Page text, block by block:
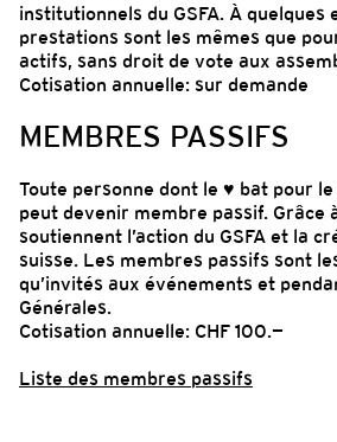
institutionnels du GSFA. À quelques
prestations sont les mêmes que
actifs, sans droit de vote aux
Cotisation annuelle: sur demande
MEMBRES PASSIFS
Toute personne dont le ♥ bat pour le
peut devenir membre passif. Grâce
soutiennent l’action du GSFA et la
suisse. Les membres passifs sont
qu’invités aux événements et
Générales.
Cotisation annuelle: CHF 100.—
Liste des membres passifs